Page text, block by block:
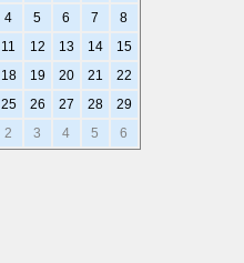
4 5 6 7
8
11 12 13 14
15
18 19 20 21
22
25 26 27 28
29
2 3 4 5 6